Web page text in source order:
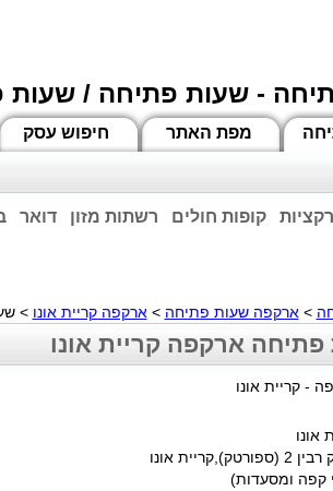
- שעות פתיחה / שעות
חיפוש עסק מפת האתר
דואר רשתות מזון קופות חולים
>ארקפה שעות פתיחה >ארקפה קריית אונו >
ארקפה קריית אונו
- קריית אונו
אונו
אונו
קפה ומסעדות)